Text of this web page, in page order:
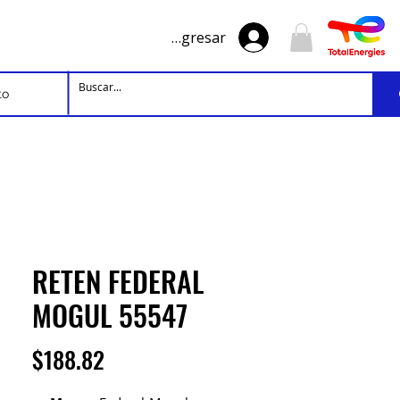
Ingresar
RETEN FEDERAL
MOGUL 55547
$188.82